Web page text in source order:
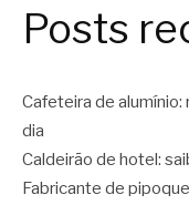
Posts
Cafeteira de alumínio:
dia
Caldeirão de hotel:
Fabricante de